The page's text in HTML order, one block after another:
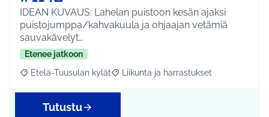
IDEAN KUVAUS: Lahelan puistoon kesän ajaksi
puistojumppa/kahvakuula ja ohjaajan vetämiä
sauvakävelyt…
Etenee jatkoon
Rajaa tulokset aihepiirin mukaan: Etelä-Tuusulan kylät
Etelä-Tuusulan kylät Rajaa tulokset teeman mukaan:
Liikunta ja harrastukset
Tutustu